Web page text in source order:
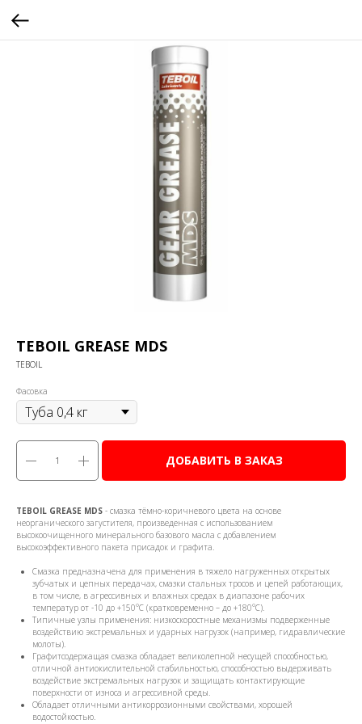
TEBOIL GREASE MDS
TEBOIL
Фасовка
ДОБАВИТЬ В ЗАКАЗ
TEBOIL GREASE MDS - смазка тёмно-коричневого цвета на основе
неорганического загустителя, произведенная с использованием
высокоочищенного минерального базового масла с добавлением
высокоэффективного пакета присадок и графита.
Смазка предназначена для применения в тяжело нагруженных открытых
зубчатых и цепных передачах, смазки стальных тросов и цепей работающих,
в том числе, в агрессивных и влажных средах в диапазоне рабочих
температур от -10 до +150°С (кратковременно – до +180°С).
Типичные узлы применения: низкоскоростные механизмы подверженные
воздействию экстремальных и ударных нагрузок (например, гидравлические
молоты).
Графитсодержащая смазка обладает великолепной несущей способностью,
отличной антиокислительной стабильностью, способностью выдерживать
воздействие экстремальных нагрузок и защищать контактирующие
поверхности от износа и агрессивной среды.
Обладает отличными антикоррозионными свойствами, хорошей
водостойкостью.